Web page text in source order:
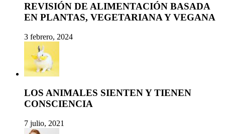
REVISIÓN DE ALIMENTACIÓN BASADA
EN PLANTAS, VEGETARIANA Y VEGANA
3 febrero, 2024
LOS ANIMALES SIENTEN Y TIENEN
CONSCIENCIA
7 julio, 2021